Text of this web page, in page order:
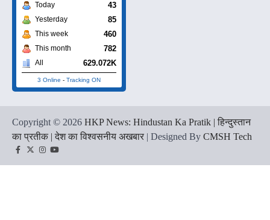
Today 43
Yesterday 85
This week 460
This month 782
All 629.072K
3 Online - Tracking ON
Copyright © 2026 HKP News: Hindustan Ka Pratik | हिन्दुस्तान
का प्रतीक | देश का विश्वसनीय अखबार | Designed By CMSH Tech
Facebook
TwitterInstagram
YouTube